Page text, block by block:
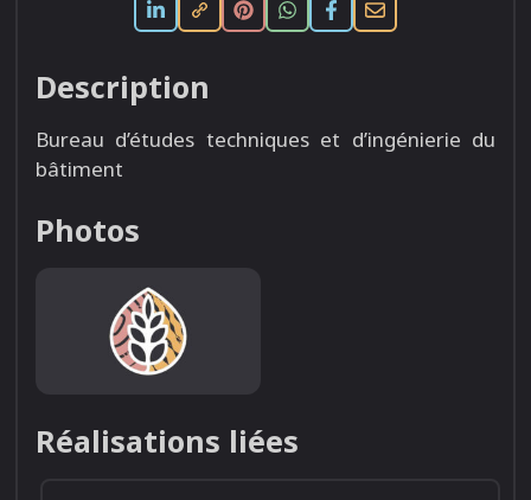
Description
Bureau d’études techniques et d’ingénierie du
bâtiment
Photos
Réalisations liées